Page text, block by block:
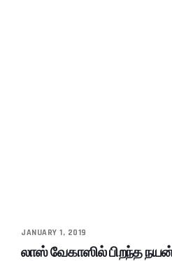
JANUARY 1, 2019
லாஸ் வேகாஸில் பிறந்த